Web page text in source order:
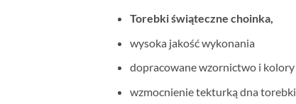
Torebki świąteczne choinka,
wysoka jakość wykonania
dopracowane wzornictwo i kolory
wzmocnienie tekturką dna torebki